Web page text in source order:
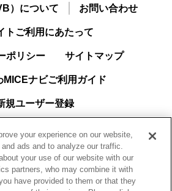
）について お問い合わせ
トご利用にあたって
ポリシー サイトマップ
MICEナビご利用ガイド
規ユーザー登録
your experience on our website,
ads and to analyze our traffic.
your use of our website with our
partners, who may combine it with
have provided to them or that they